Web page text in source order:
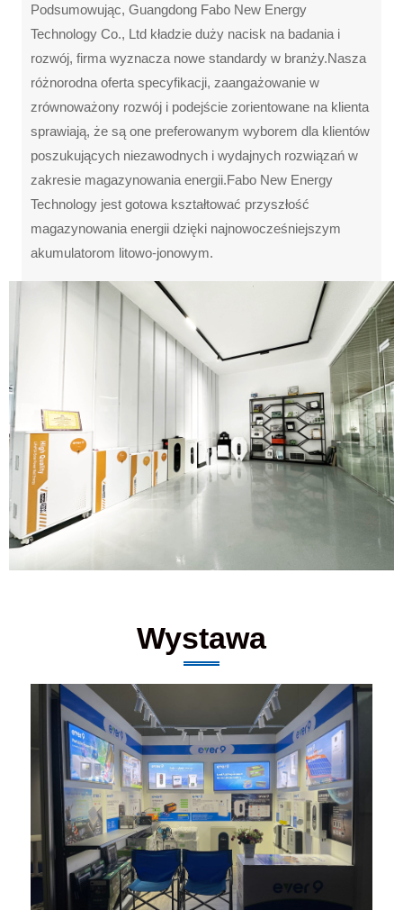
Podsumowując, Guangdong Fabo New Energy
Technology Co., Ltd kładzie duży nacisk na badania i
rozwój, firma wyznacza nowe standardy w branży.Nasza
różnorodna oferta specyfikacji, zaangażowanie w
zrównoważony rozwój i podejście zorientowane na klienta
sprawiają, że są one preferowanym wyborem dla klientów
poszukujących niezawodnych i wydajnych rozwiązań w
zakresie magazynowania energii.Fabo New Energy
Technology jest gotowa kształtować przyszłość
magazynowania energii dzięki najnowocześniejszym
akumulatorom litowo-jonowym.
Wystawa